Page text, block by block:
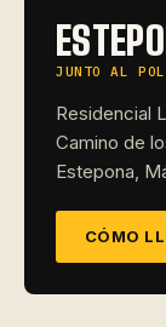
JUNTO AL
Residencial
Camino de
Estepona,
CÓMO